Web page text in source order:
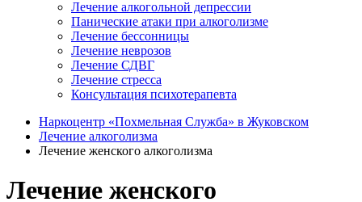
Лечение алкогольной депрессии
Панические атаки при алкоголизме
Лечение бессонницы
Лечение неврозов
Лечение СДВГ
Лечение стресса
Консультация психотерапевта
Наркоцентр «Похмельная Служба» в Жуковском
Лечение алкоголизма
Лечение женского алкоголизма
Лечение женского